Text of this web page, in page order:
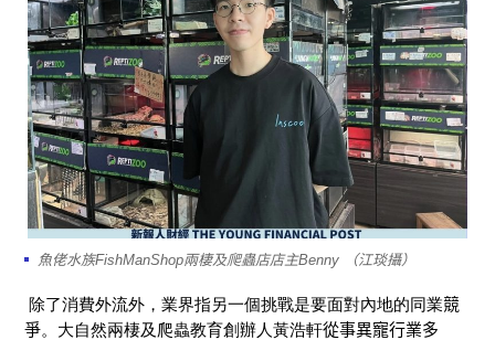
魚佬水族FishManShop兩棲及爬蟲店店主Benny （江琰攝）
除了消費外流外，業界指另一個挑戰是要面對內地的同業競
爭。 大自然兩棲及爬蟲教育創辦人黃浩軒從事異寵行業多